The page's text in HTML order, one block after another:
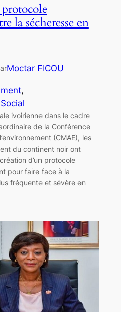
la sécheresse en
Moctar FICOU
Social
ivoirienne dans le cadre
de la Conférence
(CMAE), les
du continent noir ont
d’un protocole
pour faire face à la
fréquente et sévère en